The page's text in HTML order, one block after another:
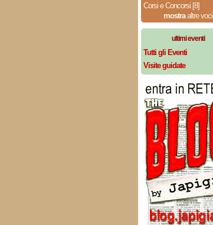
Corsi e Concorsi [8]
mostraaltre voci
ultimi eventi
Tutti gli Eventi
Visite guidate